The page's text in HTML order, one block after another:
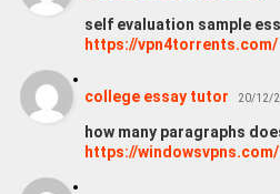
self evaluation sample
https://vpn4torrents.com/
college essay tutor 20/12/
how many paragraphs
https://windowsvpns.com/